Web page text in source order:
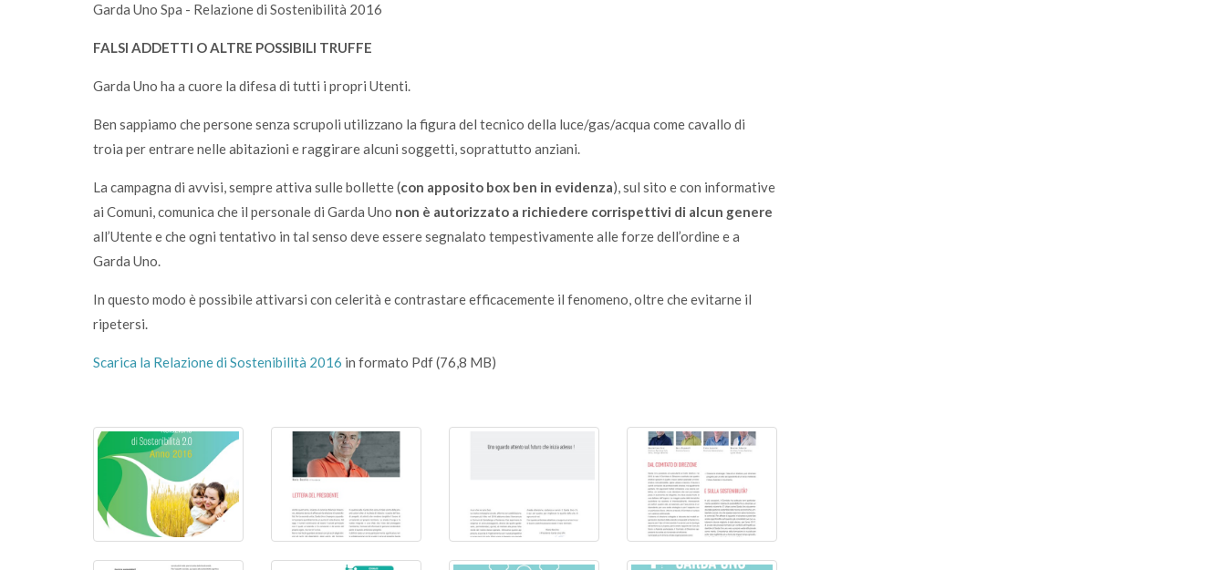
Garda Uno Spa - Relazione di Sostenibilità 2016
FALSI ADDETTI O ALTRE POSSIBILI TRUFFE
Garda Uno ha a cuore la difesa di tutti i propri Utenti.
Ben sappiamo che persone senza scrupoli utilizzano la figura del tecnico della luce/gas/acqua come cavallo di
troia per entrare nelle abitazioni e raggirare alcuni soggetti, soprattutto anziani.
La campagna di avvisi, sempre attiva sulle bollette (con apposito box ben in evidenza), sul sito e con informative
ai Comuni, comunica che il personale di Garda Uno non è autorizzato a richiedere corrispettivi di alcun genere
all’Utente e che ogni tentativo in tal senso deve essere segnalato tempestivamente alle forze dell’ordine e a
Garda Uno.
In questo modo è possibile attivarsi con celerità e contrastare efficacemente il fenomeno, oltre che evitarne il
ripetersi.
Scarica la Relazione di Sostenibilità 2016 in formato Pdf (76,8 MB)